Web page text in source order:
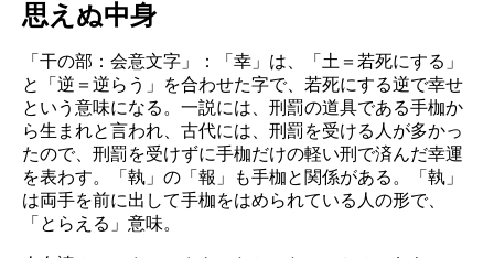
思えぬ中身
「干の部：会意文字」：「幸」は、「土＝若死にする」
と「逆＝逆らう」を合わせた字で、若死にする逆で幸せ
という意味になる。一説には、刑罰の道具である手枷か
ら生まれと言われ、古代には、刑罰を受ける人が多かっ
たので、刑罰を受けずに手枷だけの軽い刑で済んだ幸運
を表わす。「執」の「報」も手枷と関係がある。「執」
は両手を前に出して手枷をはめられている人の形で、
「とらえる」意味。